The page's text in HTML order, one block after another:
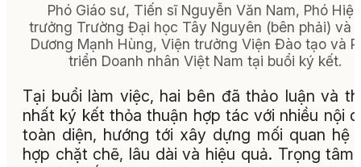
Phó Giáo sư, Tiến sĩ Nguyễn Văn Nam, Phó Hiệu
trưởng Trường Đại học Tây Nguyên (bên phải) và
Dương Mạnh Hùng, Viện trưởng Viện Đào tạo và
triển Doanh nhân Việt Nam tại buổi ký kết.
Tại buổi làm việc, hai bên đã thảo luận và
nhất ký kết thỏa thuận hợp tác với nhiều nội
toàn diện, hướng tới xây dựng mối quan hệ
hợp chặt chẽ, lâu dài và hiệu quả. Trọng tâm